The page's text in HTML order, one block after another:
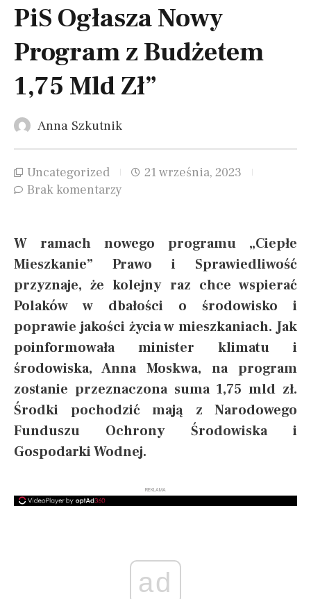
PiS Ogłasza Nowy
Program z Budżetem
1,75 Mld Zł”
Anna Szkutnik
Uncategorized
21 września, 2023
Brak komentarzy
W ramach nowego programu „Ciepłe
Mieszkanie” Prawo i Sprawiedliwość
przyznaje, że kolejny raz chce wspierać
Polaków w dbałości o środowisko i
poprawie jakości życia w mieszkaniach. Jak
poinformowała minister klimatu i
środowiska, Anna Moskwa, na program
zostanie przeznaczona suma 1,75 mld zł.
Środki pochodzić mają z Narodowego
Funduszu Ochrony Środowiska i
Gospodarki Wodnej.
REKLAMA
ad